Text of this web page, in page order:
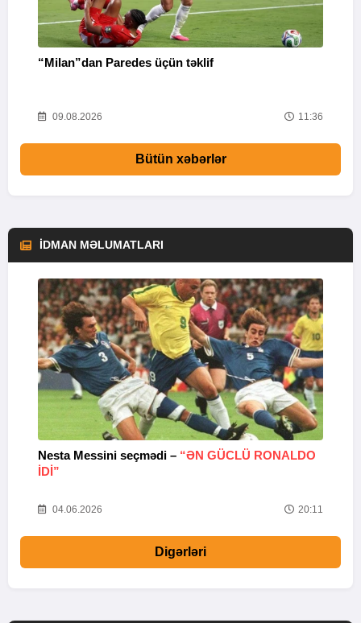
“Milan”dan Paredes üçün təklif
09.08.2026 11:36
Bütün xəbərlər
İDMAN MƏLUMATLARI
Nesta Messini seçmədi – “ƏN GÜCLÜ RONALDO
IDI”
04.06.2026 20:11
Digərləri